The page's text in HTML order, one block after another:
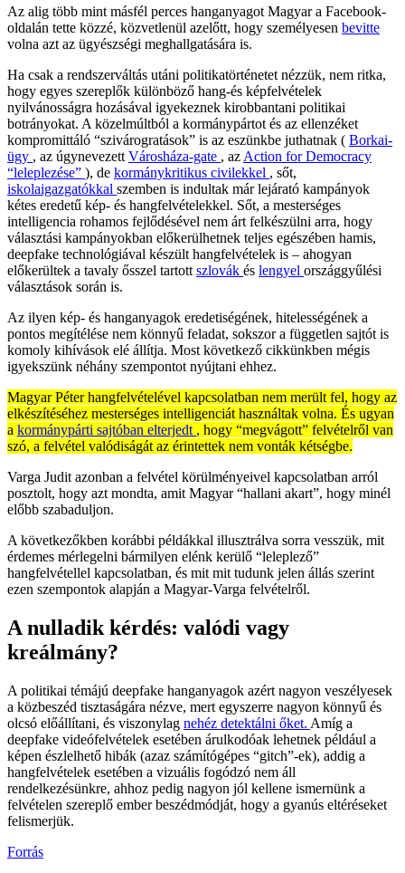
Az alig több mint másfél perces hanganyagot Magyar a Facebook-
oldalán tette közzé, közvetlenül azelőtt, hogy személyesen bevitte
volna azt az ügyészségi meghallgatására is.
Ha csak a rendszerváltás utáni politikatörténetet nézzük, nem ritka,
hogy egyes szereplők különböző hang-és képfelvételek
nyilvánosságra hozásával igyekeznek kirobbantani politikai
botrányokat. A közelmúltból a kormánypártot és az ellenzéket
kompromittáló “szivárogratások” is az eszünkbe juthatnak ( Borkai-
ügy , az úgynevezett Városháza-gate , az Action for Democracy
“leleplezése” ), de kormánykritikus civilekkel , sőt,
iskolaigazgatókkal szemben is indultak már lejárató kampányok
kétes eredetű kép- és hangfelvételekkel. Sőt, a mesterséges
intelligencia rohamos fejlődésével nem árt felkészülni arra, hogy
választási kampányokban előkerülhetnek teljes egészében hamis,
deepfake technológiával készült hangfelvételek is – ahogyan
előkerültek a tavaly ősszel tartott szlovák és lengyel országgyűlési
választások során is.
Az ilyen kép- és hanganyagok eredetiségének, hitelességének a
pontos megítélése nem könnyű feladat, sokszor a független sajtót is
komoly kihívások elé állítja. Most következő cikkünkben mégis
igyekszünk néhány szempontot nyújtani ehhez.
Magyar Péter hangfelvételével kapcsolatban nem merült fel, hogy az
elkészítéséhez mesterséges intelligenciát használtak volna. És ugyan
a kormánypárti sajtóban elterjedt , hogy “megvágott” felvételről van
szó, a felvétel valódiságát az érintettek nem vonták kétségbe.
Varga Judit azonban a felvétel körülményeivel kapcsolatban arról
posztolt, hogy azt mondta, amit Magyar “hallani akart”, hogy minél
előbb szabaduljon.
A következőkben korábbi példákkal illusztrálva sorra vesszük, mit
érdemes mérlegelni bármilyen elénk kerülő “leleplező”
hangfelvétellel kapcsolatban, és mit mit tudunk jelen állás szerint
ezen szempontok alapján a Magyar-Varga felvételről.
A nulladik kérdés: valódi vagy
kreálmány?
A politikai témájú deepfake hanganyagok azért nagyon veszélyesek
a közbeszéd tisztaságára nézve, mert egyszerre nagyon könnyű és
olcsó előállítani, és viszonylag nehéz detektálni őket. Amíg a
deepfake videófelvételek esetében árulkodóak lehetnek például a
képen észlelhető hibák (azaz számítógépes “gitch”-ek), addig a
hangfelvételek esetében a vizuális fogódzó nem áll
rendelkezésünkre, ahhoz pedig nagyon jól kellene ismernünk a
felvételen szereplő ember beszédmódját, hogy a gyanús eltéréseket
felismerjük.
Forrás